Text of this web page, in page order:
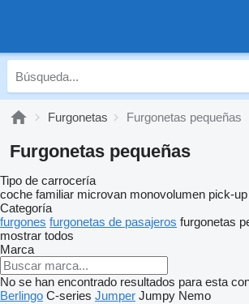
Furgonetas Furgonetas pequeñas
Furgonetas pequeñas
Tipo de carrocería
coche familiar microvan monovolumen pick-up
Categoría
furgones furgonetas de pasajeros furgonetas
mostrar todos
Marca
No se han encontrado resultados para esta
Berlingo C-series Jumper Jumpy Nemo